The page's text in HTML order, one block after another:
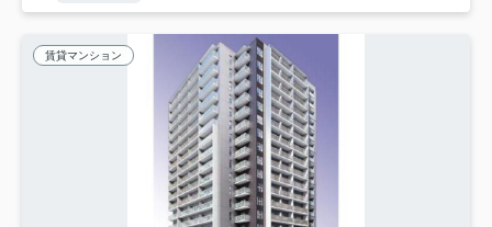
賃貸マンション